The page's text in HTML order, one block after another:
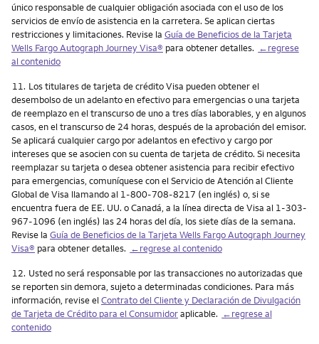
único responsable de cualquier obligación asociada con el uso de los
servicios de envío de asistencia en la carretera. Se aplican ciertas
restricciones y limitaciones. Revise la Guía de Beneficios de la Tarjeta
Wells Fargo Autograph Journey Visa® para obtener detalles. ←regrese
al contenido
Nota
11. Los titulares de tarjeta de crédito Visa pueden obtener el
desembolso de un adelanto en efectivo para emergencias o una tarjeta
de reemplazo en el transcurso de uno a tres días laborables, y en algunos
casos, en el transcurso de 24 horas, después de la aprobación del emisor.
Se aplicará cualquier cargo por adelantos en efectivo y cargo por
intereses que se asocien con su cuenta de tarjeta de crédito. Si necesita
reemplazar su tarjeta o desea obtener asistencia para recibir efectivo
para emergencias, comuníquese con el Servicio de Atención al Cliente
Global de Visa llamando al 1-800-708-8217 (en inglés) o, si se
encuentra fuera de EE. UU. o Canadá, a la línea directa de Visa al 1-303-
967-1096 (en inglés) las 24 horas del día, los siete días de la semana.
Revise la Guía de Beneficios de la Tarjeta Wells Fargo Autograph Journey
Visa® para obtener detalles. ←regrese al contenido
Nota
12. Usted no será responsable por las transacciones no autorizadas que
se reporten sin demora, sujeto a determinadas condiciones. Para más
información, revise elContrato del Cliente y Declaración de Divulgación
de Tarjeta de Crédito para el Consumidoraplicable. ←regrese al
contenido